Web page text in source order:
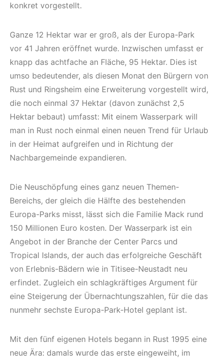
konkret vorgestellt.
Ganze 12 Hektar war er groß, als der Europa-Park
vor 41 Jahren eröffnet wurde. Inzwischen umfasst er
knapp das achtfache an Fläche, 95 Hektar. Dies ist
umso bedeutender, als diesen Monat den Bürgern von
Rust und Ringsheim eine Erweiterung vorgestellt wird,
die noch einmal 37 Hektar (davon zunächst 2,5
Hektar bebaut) umfasst: Mit einem Wasserpark will
man in Rust noch einmal einen neuen Trend für Urlaub
in der Heimat aufgreifen und in Richtung der
Nachbargemeinde expandieren.
Die Neuschöpfung eines ganz neuen Themen-
Bereichs, der gleich die Hälfte des bestehenden
Europa-Parks misst, lässt sich die Familie Mack rund
150 Millionen Euro kosten. Der Wasserpark ist ein
Angebot in der Branche der Center Parcs und
Tropical Islands, der auch das erfolgreiche Geschäft
von Erlebnis-Bädern wie in Titisee-Neustadt neu
erfindet. Zugleich ein schlagkräftiges Argument für
eine Steigerung der Übernachtungszahlen, für die das
nunmehr sechste Europa-Park-Hotel geplant ist.
Mit den fünf eigenen Hotels begann in Rust 1995 eine
neue Ära: damals wurde das erste eingeweiht, im